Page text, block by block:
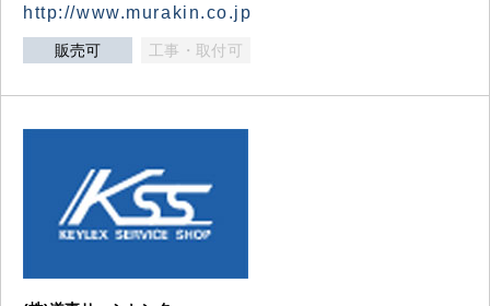
http://www.murakin.co.jp
販売可 工事・取付可